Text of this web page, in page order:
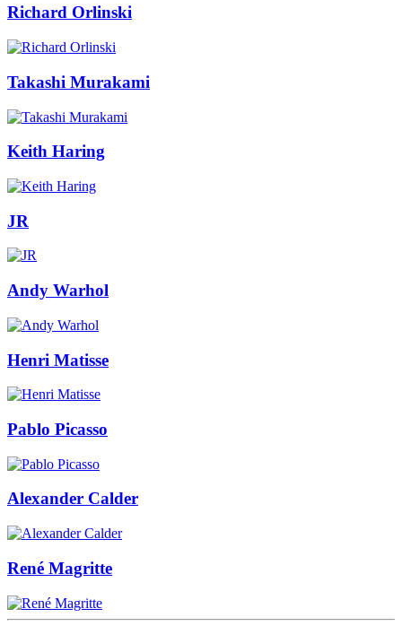
Richard Orlinski
Takashi Murakami
Keith Haring
JR
Andy Warhol
Henri Matisse
Pablo Picasso
Alexander Calder
René Magritte